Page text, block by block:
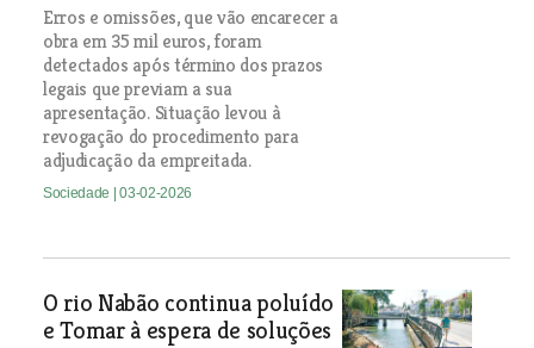
Erros e omissões, que vão encarecer a
obra em 35 mil euros, foram
detectados após término dos prazos
legais que previam a sua
apresentação. Situação levou à
revogação do procedimento para
adjudicação da empreitada.
Sociedade | 03-02-2026
O rio Nabão continua poluído
e Tomar à espera de soluções